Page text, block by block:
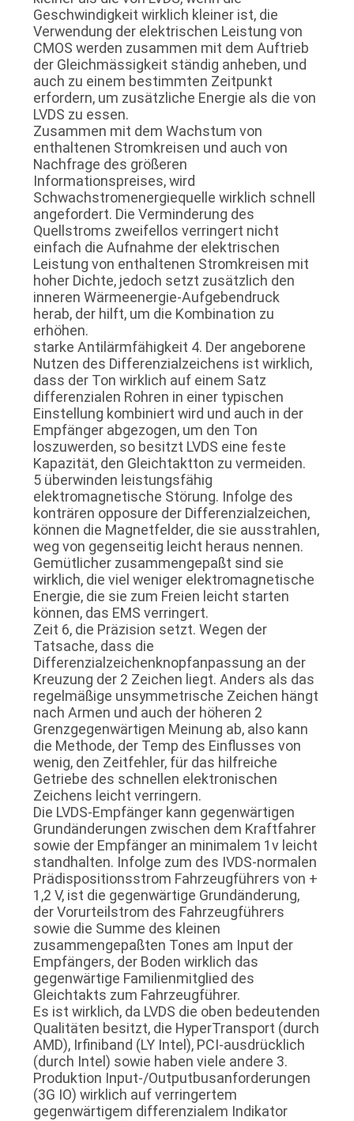
Geschwindigkeit wirklich kleiner ist, die
Verwendung der elektrischen Leistung von
CMOS werden zusammen mit dem Auftrieb
der Gleichmässigkeit ständig anheben, und
auch zu einem bestimmten Zeitpunkt
erfordern, um zusätzliche Energie als die von
LVDS zu essen.
Zusammen mit dem Wachstum von
enthaltenen Stromkreisen und auch von
Nachfrage des größeren
Informationspreises, wird
Schwachstromenergiequelle wirklich schnell
angefordert. Die Verminderung des
Quellstroms zweifellos verringert nicht
einfach die Aufnahme der elektrischen
Leistung von enthaltenen Stromkreisen mit
hoher Dichte, jedoch setzt zusätzlich den
inneren Wärmeenergie-Aufgebendruck
herab, der hilft, um die Kombination zu
erhöhen.
starke Antilärmfähigkeit 4. Der angeborene
Nutzen des Differenzialzeichens ist wirklich,
dass der Ton wirklich auf einem Satz
differenzialen Rohren in einer typischen
Einstellung kombiniert wird und auch in der
Empfänger abgezogen, um den Ton
loszuwerden, so besitzt LVDS eine feste
Kapazität, den Gleichtaktton zu vermeiden.
5 überwinden leistungsfähig
elektromagnetische Störung. Infolge des
konträren opposure der Differenzialzeichen,
können die Magnetfelder, die sie ausstrahlen,
weg von gegenseitig leicht heraus nennen.
Gemütlicher zusammengepaßt sind sie
wirklich, die viel weniger elektromagnetische
Energie, die sie zum Freien leicht starten
können, das EMS verringert.
Zeit 6, die Präzision setzt. Wegen der
Tatsache, dass die
Differenzialzeichenknopfanpassung an der
Kreuzung der 2 Zeichen liegt. Anders als das
regelmäßige unsymmetrische Zeichen hängt
nach Armen und auch der höheren 2
Grenzgegenwärtigen Meinung ab, also kann
die Methode, der Temp des Einflusses von
wenig, den Zeitfehler, für das hilfreiche
Getriebe des schnellen elektronischen
Zeichens leicht verringern.
Die LVDS-Empfänger kann gegenwärtigen
Grundänderungen zwischen dem Kraftfahrer
sowie der Empfänger an minimalem 1v leicht
standhalten. Infolge zum des IVDS-normalen
Prädispositionsstrom Fahrzeugführers von +
1,2 V, ist die gegenwärtige Grundänderung,
der Vorurteilstrom des Fahrzeugführers
sowie die Summe des kleinen
zusammengepaßten Tones am Input der
Empfängers, der Boden wirklich das
gegenwärtige Familienmitglied des
Gleichtakts zum Fahrzeugführer.
Es ist wirklich, da LVDS die oben bedeutenden
Qualitäten besitzt, die HyperTransport (durch
AMD), Irfiniband (LY Intel), PCI-ausdrücklich
(durch Intel) sowie haben viele andere 3.
Produktion Input-/Outputbusanforderungen
(3G IO) wirklich auf verringertem
gegenwärtigem differenzialem Indikator